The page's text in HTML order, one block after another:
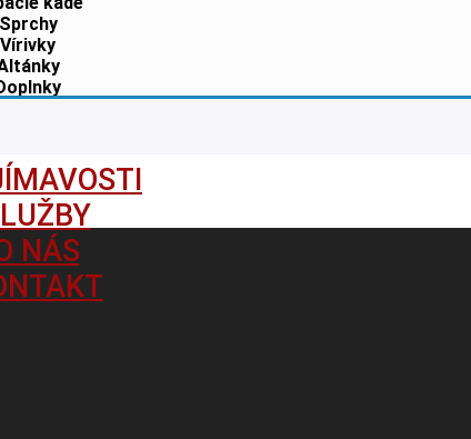
Sprchy
Vírivky
NÁS